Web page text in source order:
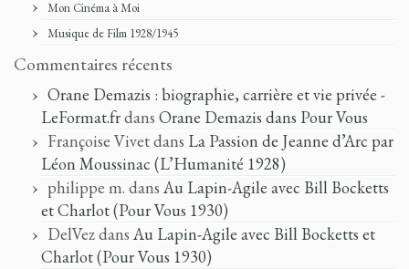
Mon Cinéma à Moi
Musique de Film 1928/1945
Commentaires récents
Orane Demazis : biographie, carrière et vie privée -
LeFormat.frdans Orane Demazis dans Pour Vous
Françoise Vivetdans La Passion de Jeanne d’Arc par
Léon Moussinac (L’Humanité 1928)
philippe m. dans Au Lapin-Agile avec Bill Bocketts
et Charlot (Pour Vous 1930)
DelVezdans Au Lapin-Agile avec Bill Bocketts et
Charlot (Pour Vous 1930)